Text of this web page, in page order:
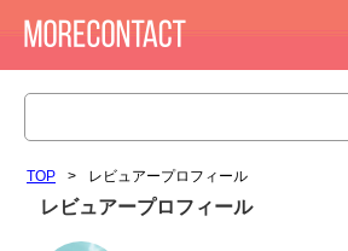
TOP > レビュアープロフィール
レビュアープロフィール